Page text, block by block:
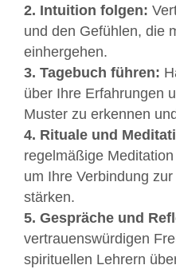
2. Intuition folgen:
und den Gefühlen, die
einhergehen.
3. Tagebuch führen:
über Ihre Erfahrungen
Muster zu erkennen
4. Rituale und
regelmäßige
um Ihre Verbindung
stärken.
5. Gespräche und
vertrauenswürdigen
spirituellen Lehrern